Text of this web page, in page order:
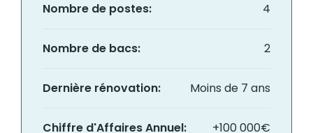
Nombre de postes: 4
Nombre de bacs: 2
Dernière rénovation: Moins de 7 ans
Chiffre d'Affaires Annuel: +100 000€